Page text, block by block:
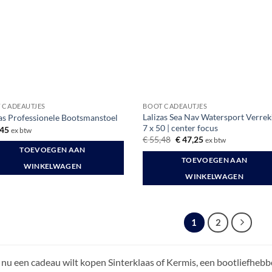
CADEAUTJES
Professionele Bootsmanstoel
ex btw
TOEVOEGEN AAN
WINKELWAGEN
BOOT CADEAUTJES
Lalizas Sea Nav Watersport
7 x 50 | center focus
€55,48 Oorspronkelijke
was:
€ 55,48.
€47,25Huidige
is:
€ 47,25.
ex btw
TOEVOEGEN AAN
WINKELWAGEN
1 2
een cadeau wilt kopen Sinterklaas of Kermis, een